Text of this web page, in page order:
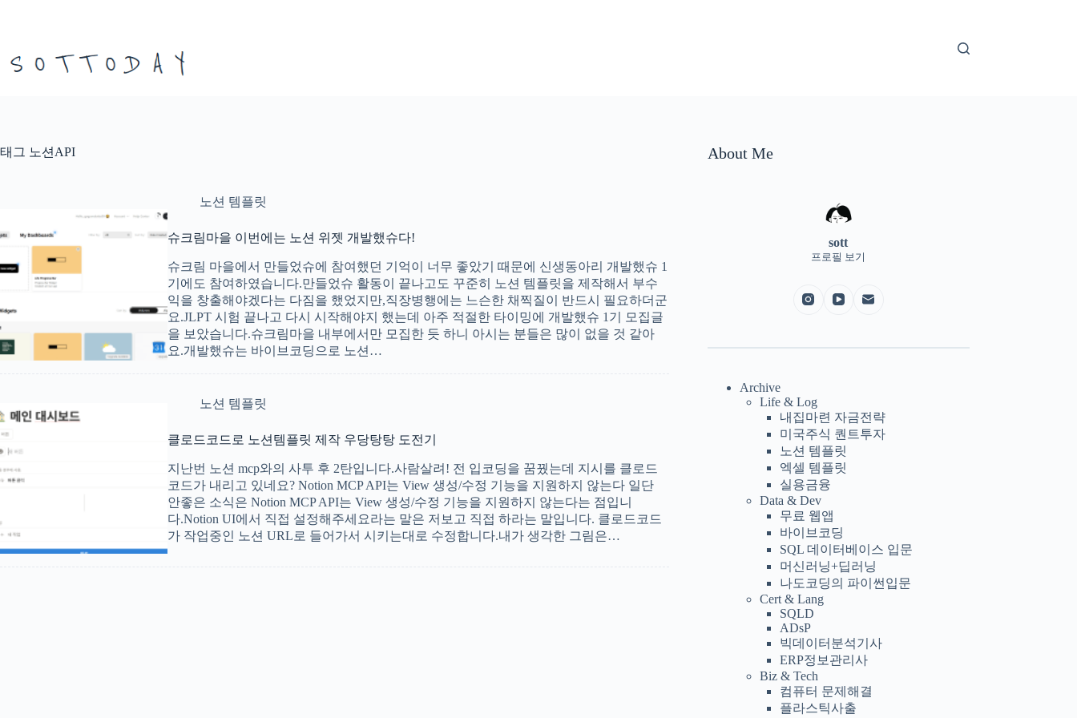
로
태그 노션API
노션 템플릿
슈크림마을 이번에는 노션 위젯 개발했슈다!
슈크림 마을에서 만들었슈에 참여했던 기억이 너무 좋았기 때문에 신생동아리 개발했슈 1
기에도 참여하였습니다.만들었슈 활동이 끝나고도 꾸준히 노션 템플릿을 제작해서 부수
익을 창출해야겠다는 다짐을 했었지만,직장병행에는 느슨한 채찍질이 반드시 필요하더군
요.JLPT 시험 끝나고 다시 시작해야지 했는데 아주 적절한 타이밍에 개발했슈 1기 모집글
을 보았습니다.슈크림마을 내부에서만 모집한 듯 하니 아시는 분들은 많이 없을 것 같아
요.개발했슈는 바이브코딩으로 노션…
노션 템플릿
클로드코드로 노션템플릿 제작 우당탕탕 도전기
지난번 노션 mcp와의 사투 후 2탄입니다.사람살려! 전 입코딩을 꿈꿨는데 지시를 클로드
코드가 내리고 있네요? Notion MCP API는 View 생성/수정 기능을 지원하지 않는다 일단
안좋은 소식은 Notion MCP API는 View 생성/수정 기능을 지원하지 않는다는 점입니
다.Notion UI에서 직접 설정해주세요라는 말은 저보고 직접 하라는 말입니다. 클로드코드
가 작업중인 노션 URL로 들어가서 시키는대로 수정합니다.내가 생각한 그림은…
About Me
sott
프로필 보기
Archive
Life & Log
내집마련 자금전략
미국주식 퀀트투자
노션 템플릿
엑셀 템플릿
실용금융
Data & Dev
무료 웹앱
바이브코딩
SQL 데이터베이스 입문
머신러닝+딥러닝
나도코딩의 파이썬입문
Cert & Lang
SQLD
ADsP
빅데이터분석기사
ERP정보관리사
Biz & Tech
컴퓨터 문제해결
플라스틱사출